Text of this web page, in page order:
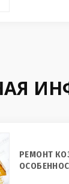
РЕМОНТ